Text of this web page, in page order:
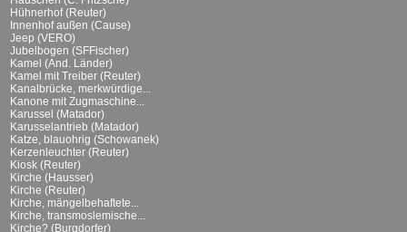
Hühnerhof (Reuter)
Innenhof außen (Cause)
Jeep (VERO)
Jubelbogen (SFFischer)
Kamel (And. Länder)
Kamel mit Treiber (Reuter)
Kanalbrücke, merkwürdige...
Kanone mit Zugmaschine...
Karussel (Matador)
Karusselantrieb (Matador)
Katze, blauohrig (Schowanek)
Kerzenleuchter (Reuter)
Kiosk (Reuter)
Kirche (Hausser)
Kirche (Reuter)
Kirche, mängelbehaftete...
Kirche, transmoslemische...
Kirche? (Burgdorfer)